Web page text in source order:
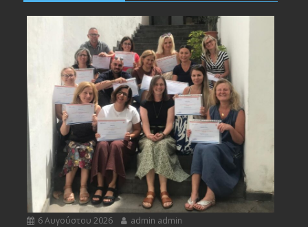
6 Αυγούστου 2026 admin admin